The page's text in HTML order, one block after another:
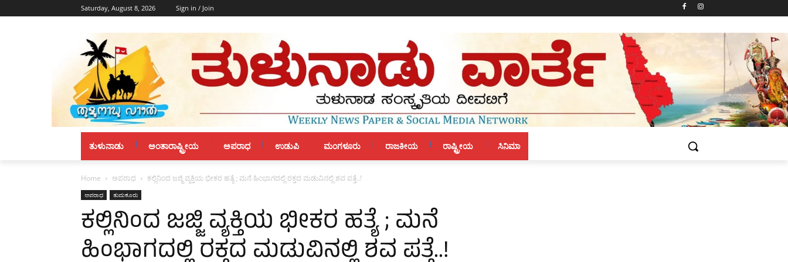
Saturday, August 8, 2026 Sign in / Join
ತುಳುನಾಡು ಅಂತಾರಾಷ್ಟ್ರೀಯ ಅಪರಾಧ ಉಡುಪಿ ಮಂಗಳೂರು ರಾಜಕೀಯ ರಾಷ್ಟ್ರೀಯ ಸಿನಿಮಾ
Home ಅಪರಾಧ ಕಲ್ಲಿನಿಂದ ಜಜ್ಜಿ ವ್ಯಕ್ತಿಯ ಭೀಕರ ಹತ್ಯೆ ; ಮನೆ ಹಿಂಭಾಗದಲ್ಲಿ ರಕ್ತದ ಮಡುವಿನಲ್ಲಿ ಶವ ಪತ್ತೆ..!
ಅಪರಾಧ ತುಮಕೂರು
ಕಲ್ಲಿನಿಂದ ಜಜ್ಜಿ ವ್ಯಕ್ತಿಯ ಭೀಕರ ಹತ್ಯೆ ; ಮನೆ
ಹಿಂಭಾಗದಲ್ಲಿ ರಕ್ತದ ಮಡುವಿನಲ್ಲಿ ಶವ ಪತ್ತೆ..!